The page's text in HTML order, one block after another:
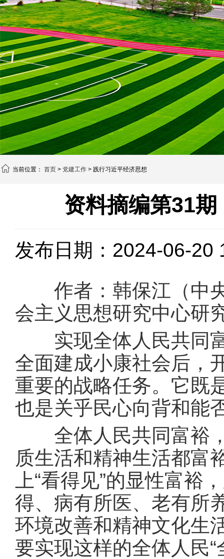
当前位置： 首页 > 党建工作 > 践行习近平经济思想
资料摘编第31
发布日期：2024-06-20
作者：韩保江（中央
会主义思想研究中心研
实现全体人民共同富
全面建成小康社会后，
重要的战略任务。它既
也是关乎民心向背和能
全体人民共同富裕，
质生活和精神生活都富
上“看得见”的显性富裕
得、病有所医、老有所
环境改善和精神文化生
要实现这样的全体人民“